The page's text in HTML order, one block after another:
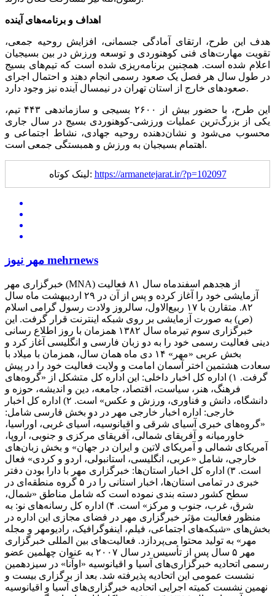
اهداف و برنامه‌های آینده
هدف این طرح، ارتقای آمادگی جسمانی، افزایش روحیه جمعی،
تقویت مهارت‌های فنی کوهنوردی و توسعه ورزش در بین بسیجیان
اعلام شده است. همچنین برنامه‌ریزی شده است که تیم‌های بسیج
در طول سال هر فصل یک صعود رسمی انجام دهند و احتمال اجرای
صعودهای خارج از استان تهران در نیمسال آینده نیز وجود دارد.
این طرح، با حضور بیش از ۲۶۰۰
بسیجی و سازماندهی ۴۴۳ تیم،
یکی از بزرگ‌ترین عملیات ورزشی-کوهنوردی بسیج در سال جاری
محسوب می‌شود و نشان‌دهنده روحیه جهادی، نشاط اجتماعی و
اهتمام بسیجیان به ورزش و همبستگی جمعی است.
لینک کوتاه: https://armanetejarat.ir/?p=102097
مهر نیوز mehrnews
خبرگزاری مهر (MNA) از هجدهم اسفندماه سال ۸۱ فعالیت
آزمایشی خود را آغاز کرده و پس از آن در ۲۹ اردیبهشت ماه سال
۸۲. متقارن با ۱۷ ربیع‌الاول، سالروز ولادت رسول گرامی اسلام
(ص) به صورت آزمایشی بر روی شبکه اینترنت قرار گرفت. این
خبرگزاری سوم تیرماه سال ۱۳۸۲ همزمان با روز اطلاع رسانی
دینی فعالیت رسمی خود را به دو زبان فارسی و انگلیسی آغاز کرد و
بخش عربی «مهر» ۱۴ دی ماه همان سال، همزمان با میلاد با
سعادت هشتمین اختر آسمان امامت و ولایت فعالیت خود را در پیش
گرفت. ۱) اداره کل اخبار داخلی: این اداره کل متشکل از «گروه‌های
فرهنگ، هنر، سیاست، اقتصاد، جامعه، دین و اندیشه، حوزه و
دانشگاه، دانش و فناوری، ورزش و عکس» است. ۲) اداره کل اخبار
خارجی: اداره اخبار خارجی مهر در دو بخش فارسی شامل:
«گروه‌های خبری آسیای شرقی و اقیانوسیه، آسیای غربی، اوراسیا،
خاورمیانه و آفریقای شمالی، آفریقای مرکزی و جنوبی، اروپا،
آمریکای شمالی و آمریکای لاتین و ایران در جهان» و بخش زبان‌های
خارجی، شامل «عربی، انگلیسی، استانبولی، اردو و کردی» فعال
است. ۳) اداره کل اخبار استان‌ها: خبرگزاری مهر با دارا بودن دفتر
خبری در تمامی استان‌ها، اخبار استانی را در ۵ گروه منطقه‌ای در
سطح کشور دسته بندی نموده است که شامل مناطق «شمال،
شرق، غرب، جنوب و مرکز» است. ۴) اداره کل رسانه‌های نو: به
منظور فعالیت مؤثر خبرگزاری مهر در فضای مجازی این اداره در
بخش‌های «شبکه‌های اجتماعی، فیلم، اینفوگرافیک، رادیومهر و مجله
مهر» به تولید محتوا می‌پردازد. فعالیت‌های بین المللی خبرگزاری
مهر ۵ سال پس از تأسیس در سال ۲۰۰۷ به عنوان چهلمین عضو
رسمی اتحادیه خبرگزاری‌های آسیا و اقیانوسیه «اوآنا» در سیزدهمین
نشست عمومی این اتحادیه پذیرفته شد. بعد از برگزاری بیست و
نهمین نشست کمیته اجرایی اتحادیه خبرگزاری‌های آسیا و اقیانوسیه